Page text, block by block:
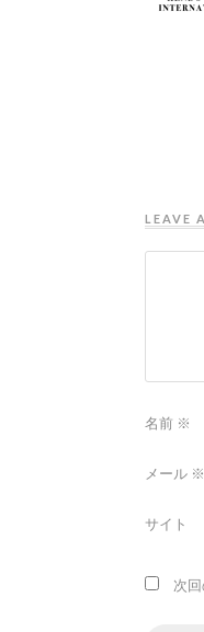
LEAVE
名前 ※
メール ※
サイト
次